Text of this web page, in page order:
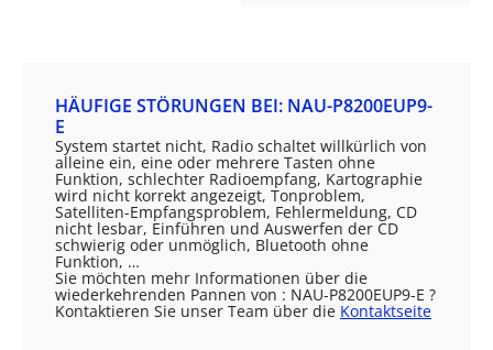
HÄUFIGE STÖRUNGEN BEI: NAU-P8200EUP9-
E
System startet nicht, Radio schaltet willkürlich von
alleine ein, eine oder mehrere Tasten ohne
Funktion, schlechter Radioempfang, Kartographie
wird nicht korrekt angezeigt, Tonproblem,
Satelliten-Empfangsproblem, Fehlermeldung, CD
nicht lesbar, Einführen und Auswerfen der CD
schwierig oder unmöglich, Bluetooth ohne
Funktion, …
Sie möchten mehr Informationen über die
wiederkehrenden Pannen von : NAU-P8200EUP9-E ?
Kontaktieren Sie unser Team über die Kontaktseite